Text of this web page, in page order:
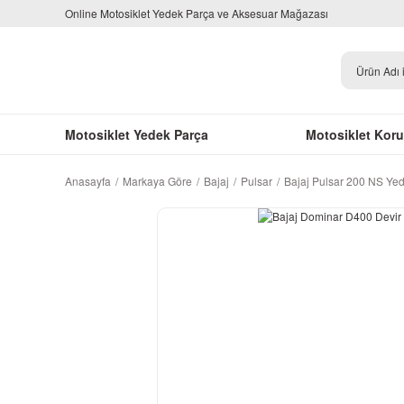
Online Motosiklet Yedek Parça ve Aksesuar Mağazası
Motosiklet Yedek Parça Motosiklet
Anasayfa Markaya Göre Bajaj Pulsar Bajaj Pulsar 200 NS